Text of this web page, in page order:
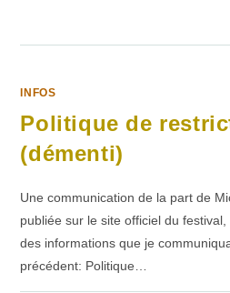
INFOS
Politique de
(démenti)
Une communication de la part de
publiée sur le site officiel du
des informations que je
précédent: Politique…